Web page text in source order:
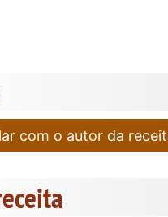
com o autor da